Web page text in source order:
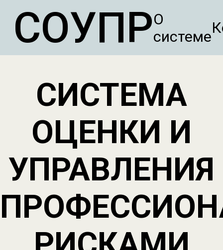
СОУПРО
системе
СИСТЕМА
ОЦЕНКИ И
УПРАВЛЕНИЯ